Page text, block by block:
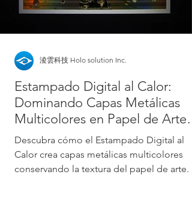
Estampado Digital al Calor:
Dominando Capas Metálicas
Multicolores en Papel de Arte
Texturizado | Holo Solution
Descubra cómo el Estampado Digital al
Calor crea capas metálicas multicolores
conservando la textura del papel de arte.
淩雲科技 Holo solution Inc.